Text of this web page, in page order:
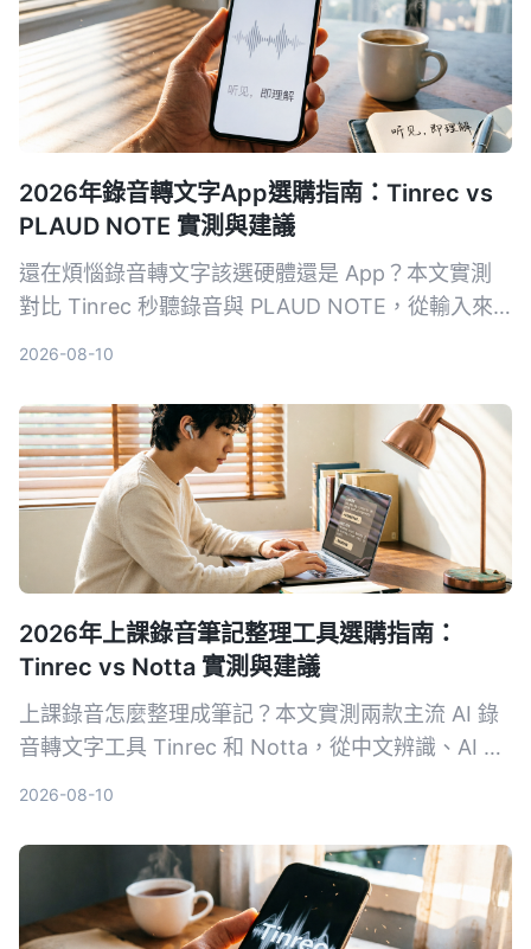
2026年錄音轉文字App選購指南：Tinrec vs
PLAUD NOTE 實測與建議
還在煩惱錄音轉文字該選硬體還是 App？本文實測
對比 Tinrec 秒聽錄音與 PLAUD NOTE，從輸入來
2026-08-10
2026年上課錄音筆記整理工具選購指南：
Tinrec vs Notta 實測與建議
上課錄音怎麼整理成筆記？本文實測兩款主流 AI 錄
音轉文字工具 Tinrec 和 Notta，從中文辨識、AI 摘
2026-08-10